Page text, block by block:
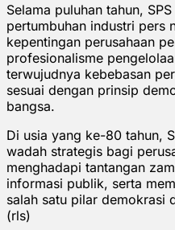
Selama puluhan tahun,
pertumbuhan industri pers
kepentingan perusahaan
profesionalisme
terwujudnya kebebasan
sesuai dengan prinsip
bangsa.
Di usia yang ke-80 tahun,
wadah strategis bagi
menghadapi tantangan
informasi publik, serta
salah satu pilar demokrasi
(rls)